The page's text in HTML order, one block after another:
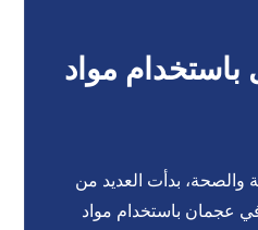
باستخدام مواد
والصحة، بدأت العديد من
عجمان باستخدام مواد